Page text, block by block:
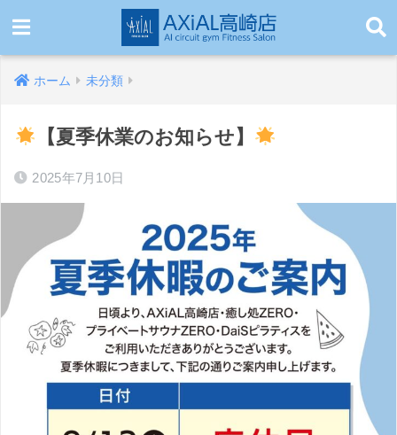
ホーム 未分類
【夏季休業のお知らせ】
2025年7月10日